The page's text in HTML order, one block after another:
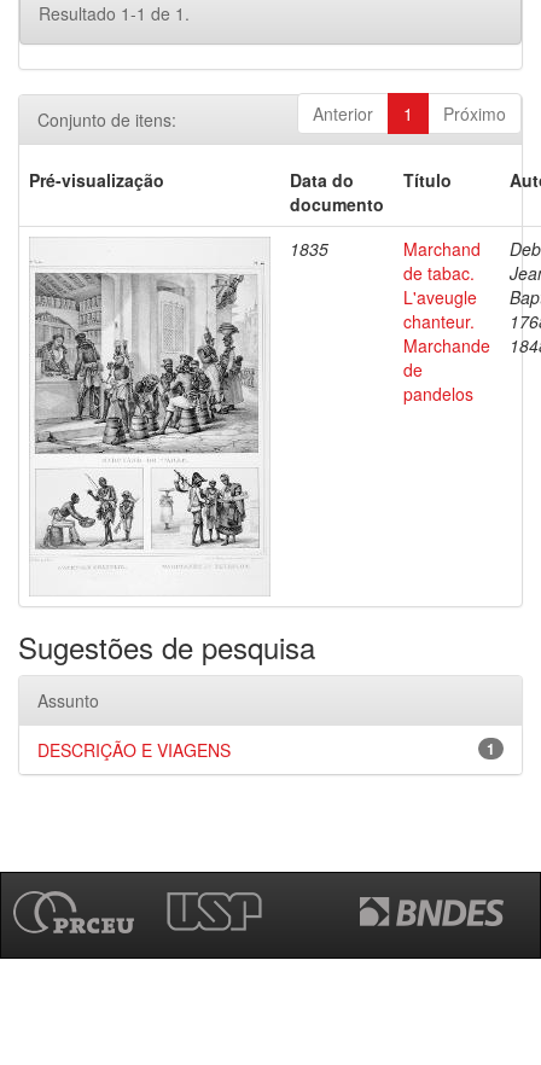
Resultado 1-1 de 1.
Anterior 1 Próximo
Conjunto de itens:
Pré-visualização
Data do
documento
Título
1835
Marchand
de tabac.
L'aveugle
chanteur.
Marchande
de
pandelos
Sugestões de pesquisa
Assunto
1
DESCRIÇÃO E VIAGENS